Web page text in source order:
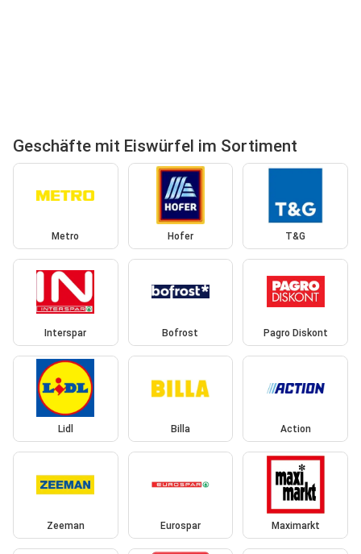
Geschäfte mit Eiswürfel im Sortiment
Metro Hofer T&G
Interspar Bofrost Pagro Diskont
Lidl Billa Action
Zeeman Eurospar Maximarkt